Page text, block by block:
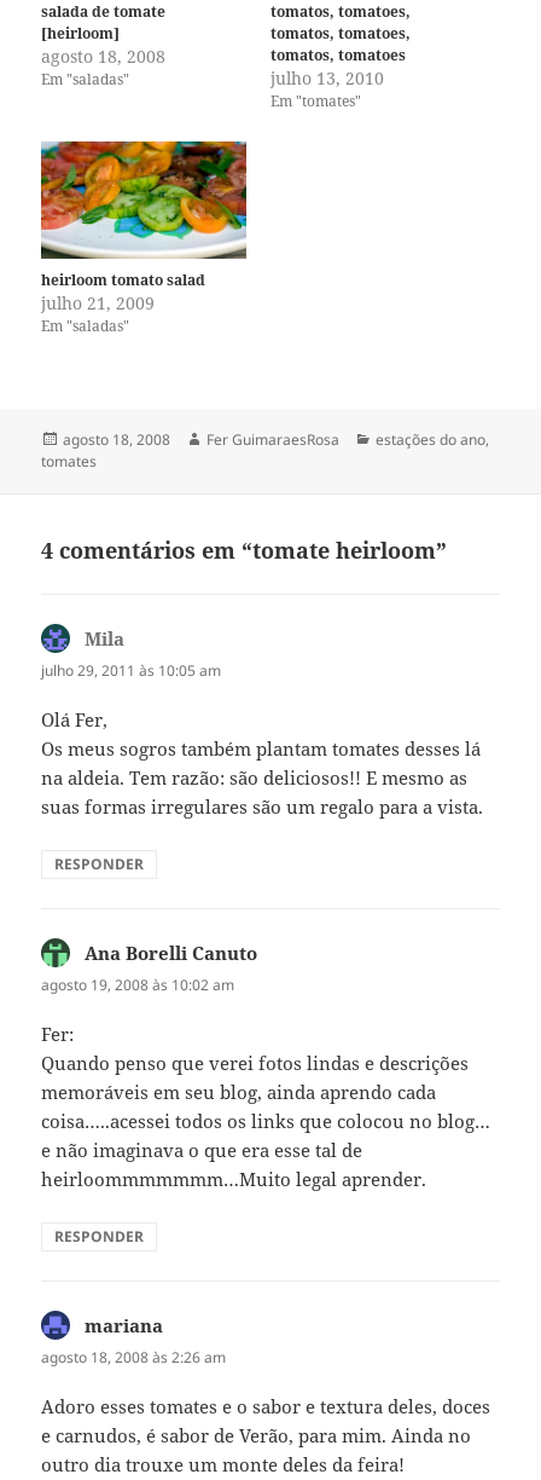
salada de tomate
[heirloom]
agosto 18, 2008
Em "saladas"
tomatos, tomatoes,
tomatos, tomatoes,
tomatos, tomatoes
julho 13, 2010
Em "tomates"
heirloom tomato salad
julho 21, 2009
Em "saladas"
Publicado
em
agosto 18, 2008 Autor
Fer GuimaraesRosa Categorias
estações do ano,
tomates
4 comentários em “tomate heirloom”
Mila
julho 29, 2011 às 10:05 am
Olá Fer,
Os meus sogros também plantam tomates desses lá
na aldeia. Tem razão: são deliciosos!! E mesmo as
suas formas irregulares são um regalo para a vista.
RESPONDER
Ana Borelli Canuto
agosto 19, 2008 às 10:02 am
Fer:
Quando penso que verei fotos lindas e descrições
memoráveis em seu blog, ainda aprendo cada
coisa…..acessei todos os links que colocou no blog…
e não imaginava o que era esse tal de
heirloommmmmmm…Muito legal aprender.
RESPONDER
mariana
agosto 18, 2008 às 2:26 am
Adoro esses tomates e o sabor e textura deles, doces
e carnudos, é sabor de Verão, para mim. Ainda no
outro dia trouxe um monte deles da feira!